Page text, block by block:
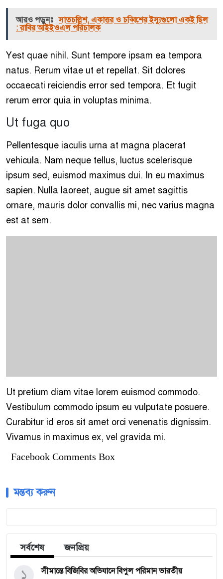
আরও পড়ুনঃ সাতচল্লিশ, একাত্তর ও চব্বিশের ইস্যুগুলো একই ছিল
: রাবির আইইওএল পরিচালক
Yest quae nihil. Sunt tempore ipsam ea tempora
natus. Rerum vitae ut et repellat. Sit dolores
occaecati reiciendis error sed tempora. Et fugit
rerum error quia in voluptas minima.
Ut fuga quo
Pellentesque iaculis urna at magna placerat
vehicula. Nam neque tellus, luctus scelerisque
ipsum sed, euismod maximus dui. In eu maximus
sapien. Nulla laoreet, augue sit amet sagittis
ornare, mauris dolor convallis mi, nec varius magna
est at sem.
Ut pretium diam vitae lorem euismod commodo.
Vestibulum commodo ipsum eu vulputate posuere.
Curabitur id eros sit amet orci venenatis dignissim.
Vivamus in maximus ex, vel gravida mi.
Facebook Comments Box
মন্তব্য করুন
সর্বশেষ জনপ্রিয়
সীমান্তে বিজিবির অভিযানে বিপুল পরিমান ভারতীয়
১